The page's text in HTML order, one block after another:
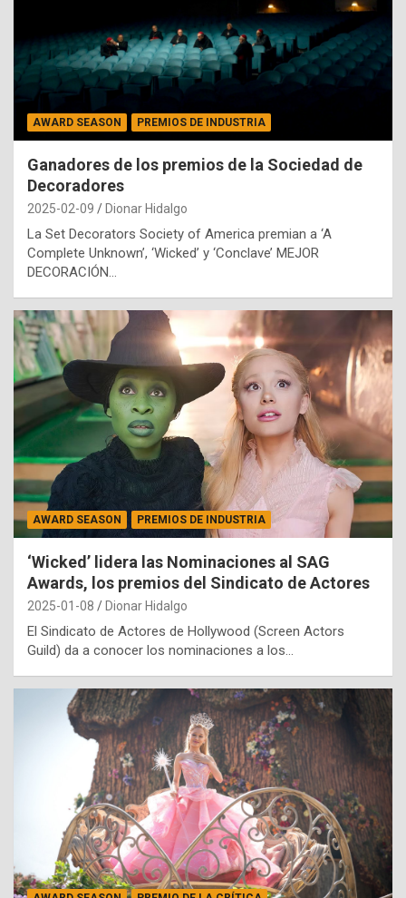
AWARD SEASON PREMIOS DE INDUSTRIA
Ganadores de los premios de la Sociedad de
Decoradores
2025-02-09 Dionar Hidalgo
La Set Decorators Society of America premian a ‘A
Complete Unknown’, ‘Wicked’ y ‘Conclave’ MEJOR
DECORACIÓN…
AWARD SEASON PREMIOS DE INDUSTRIA
‘Wicked’ lidera las Nominaciones al SAG
Awards, los premios del Sindicato de Actores
2025-01-08 Dionar Hidalgo
El Sindicato de Actores de Hollywood (Screen Actors
Guild) da a conocer los nominaciones a los…